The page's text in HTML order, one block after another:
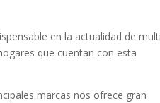
en la actualidad de
que cuentan con esta
marcas nos ofrece gran